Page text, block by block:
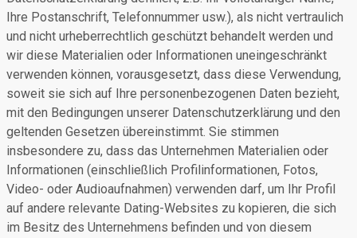
Ihre Postanschrift, Telefonnummer usw.), als nicht vertraulich
und nicht urheberrechtlich geschützt behandelt werden und
wir diese Materialien oder Informationen uneingeschränkt
verwenden können, vorausgesetzt, dass diese Verwendung,
soweit sie sich auf Ihre personenbezogenen Daten bezieht,
mit den Bedingungen unserer Datenschutzerklärung und den
geltenden Gesetzen übereinstimmt. Sie stimmen
insbesondere zu, dass das Unternehmen Materialien oder
Informationen (einschließlich Profilinformationen, Fotos,
Video- oder Audioaufnahmen) verwenden darf, um Ihr Profil
auf andere relevante Dating-Websites zu kopieren, die sich
im Besitz des Unternehmens befinden und von diesem